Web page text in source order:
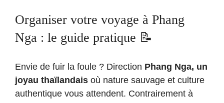
Organiser votre voyage à Phang
Nga : le guide pratique 📝
Envie de fuir la foule ? Direction Phang Nga, un
joyau thaïlandais où nature sauvage et culture
authentique vous attendent. Contrairement à